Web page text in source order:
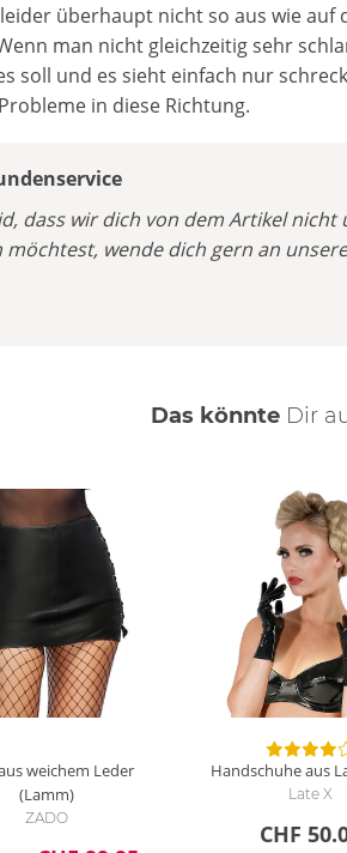
überhaupt nicht so aus wie
man nicht gleichzeitig sehr
soll und es sieht einfach nur
in diese Richtung.
dass wir dich von dem Artikel
möchtest, wende dich gern an
Das könnte Dir
weichem Leder
(Lamm)
ZADO
Handschuhe aus
Late X
CHF